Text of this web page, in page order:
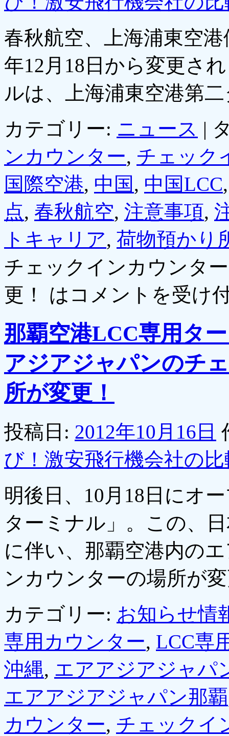
春秋航空、上海浦東空
年12月18日から変更さ
ルは、上海浦東空港第
カテゴリー: ニュース |
ンカウンター, チェック
国際空港, 中国, 中国LCC
点, 春秋航空, 注意事項,
トキャリア, 荷物預かり
チェックインカウンタ
更！ は コメントを受け
那覇空港LCC専用タ
アジアジャパンのチ
所が変更！
投稿日: 2012年10月16日
び！激安飛行機会社の
明後日、10月18日にオ
ターミナル」。この、
に伴い、那覇空港内の
ンカウンターの場所が
カテゴリー: お知らせ情
専用カウンター, LCC専
沖縄, エアアジアジャパ
エアアジアジャパン那覇
カウンター, チェックイ